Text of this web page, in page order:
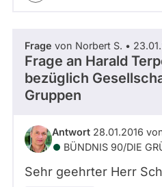
Frage von Norbert S. •
Frage an Harald
bezüglich
Gruppen
Antwort 28.01.2016
BÜNDNIS 90/­DIE
Sehr geehrter Herr